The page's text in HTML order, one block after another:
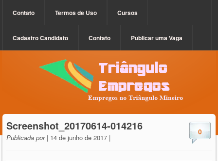
Contato Termos de Uso Cursos
Cadastro Candidato Contato Publicar uma Vaga
0
Screenshot_20170614-014216
Publicada por| 14 de junho de 2017 |